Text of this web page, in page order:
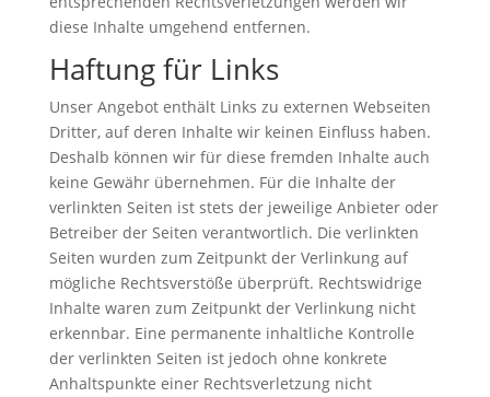
diese Inhalte umgehend entfernen.
Haftung für Links
Unser Angebot enthält Links zu externen Webseiten
Dritter, auf deren Inhalte wir keinen Einfluss haben.
Deshalb können wir für diese fremden Inhalte auch
keine Gewähr übernehmen. Für die Inhalte der
verlinkten Seiten ist stets der jeweilige Anbieter oder
Betreiber der Seiten verantwortlich. Die verlinkten
Seiten wurden zum Zeitpunkt der Verlinkung auf
mögliche Rechtsverstöße überprüft. Rechtswidrige
Inhalte waren zum Zeitpunkt der Verlinkung nicht
erkennbar. Eine permanente inhaltliche Kontrolle
der verlinkten Seiten ist jedoch ohne konkrete
Anhaltspunkte einer Rechtsverletzung nicht